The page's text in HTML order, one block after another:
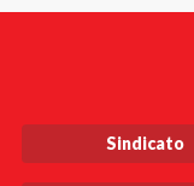
Sindicato